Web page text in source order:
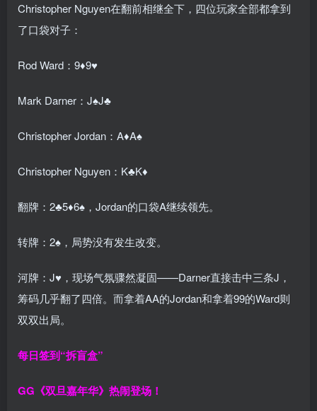
Christopher Nguyen在翻前相继全下，四位玩家全部都拿到
了口袋对子：
Rod Ward：9♦9♥
Mark Darner：J♠J♣
Christopher Jordan：A♦A♠
Christopher Nguyen：K♣K♦
翻牌：2♣5♦6♠，Jordan的口袋A继续领先。
转牌：2♠，局势没有发生改变。
河牌：J♥，现场气氛骤然凝固——Darner直接击中三条J，
筹码几乎翻了四倍。而拿着AA的Jordan和拿着99的Ward则
双双出局。
每日签到“拆盲盒”
GG《双旦嘉年华》热闹登场！